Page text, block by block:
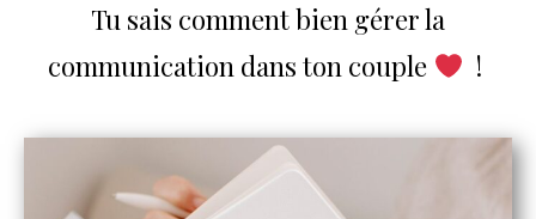
Tu sais comment bien gérer la
communication dans ton couple
!